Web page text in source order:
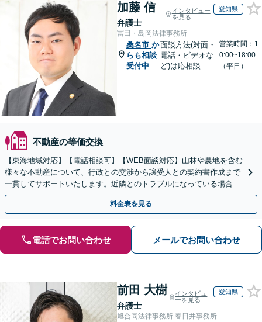
加藤 信
弁護士
インタビュー
を見る
愛知県
冨田・島岡法律事務所
桑名市 か
らも相談
受付中
面談方法(対面・
電話・ビデオな
ど)は応相談
営業時間：1
0:00~18:00
（平日）
不動産の等価交換
【東海地域対応】【電話相談可】【WEB面談対応】山林や農地を含む
様々な不動産について、行政との交渉から譲受人との契約書作成まで
一貫してサポートいたします。近隣とのトラブルになっている場合
や、解決が難航している案件でも、ぜひご相談ください。
料金表を見る
電話でお問い合わせ メールでお問い合わせ
前田 大樹
弁護士
インタビュ
ーを見る
愛知県
旭合同法律事務所 春日井事務所